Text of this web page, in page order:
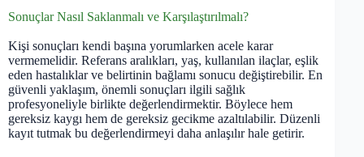
Sonuçlar Nasıl Saklanmalı ve Karşılaştırılmalı?
Kişi sonuçları kendi başına yorumlarken acele karar
vermemelidir. Referans aralıkları, yaş, kullanılan ilaçlar, eşlik
eden hastalıklar ve belirtinin bağlamı sonucu değiştirebilir. En
güvenli yaklaşım, önemli sonuçları ilgili sağlık
profesyoneliyle birlikte değerlendirmektir. Böylece hem
gereksiz kaygı hem de gereksiz gecikme azaltılabilir. Düzenli
kayıt tutmak bu değerlendirmeyi daha anlaşılır hale getirir.